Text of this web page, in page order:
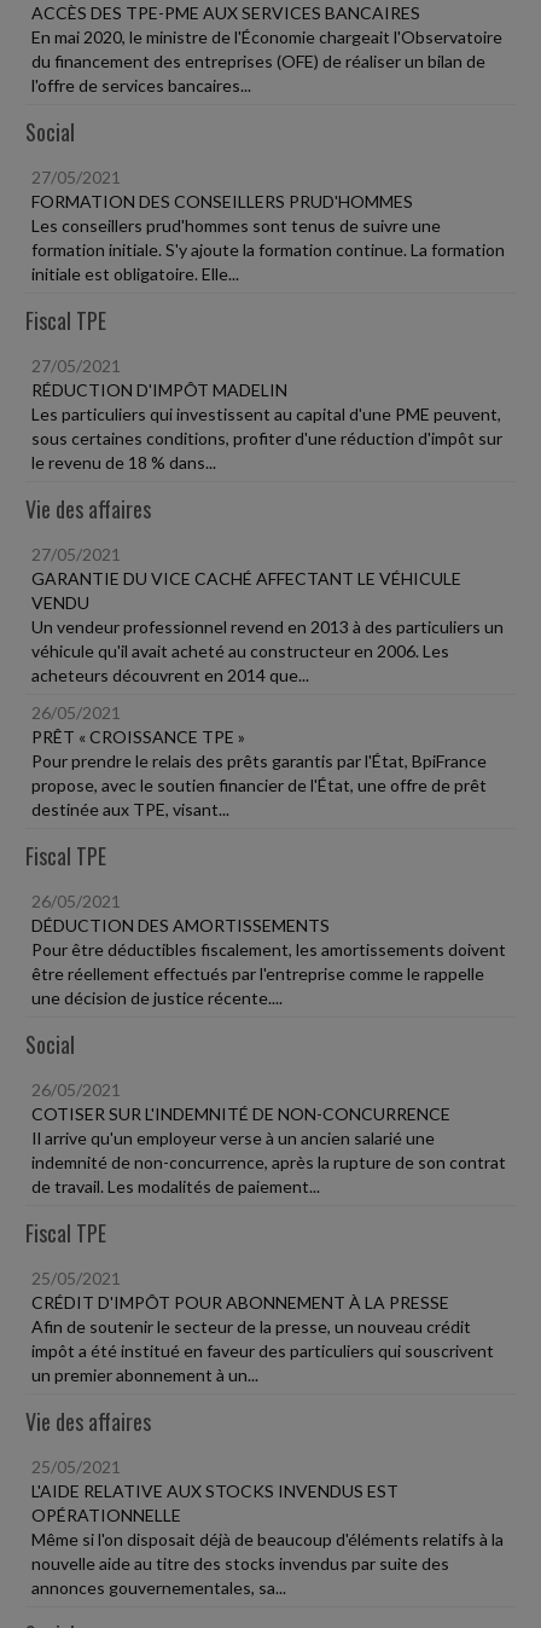
ACCÈS DES TPE-PME AUX SERVICES BANCAIRES
En mai 2020, le ministre de l'Économie chargeait l'Observatoire
du financement des entreprises (OFE) de réaliser un bilan de
l'offre de services bancaires...
Social
27/05/2021
FORMATION DES CONSEILLERS PRUD'HOMMES
Les conseillers prud'hommes sont tenus de suivre une
formation initiale. S'y ajoute la formation continue. La formation
initiale est obligatoire. Elle...
Fiscal TPE
27/05/2021
RÉDUCTION D'IMPÔT MADELIN
Les particuliers qui investissent au capital d'une PME peuvent,
sous certaines conditions, profiter d'une réduction d'impôt sur
le revenu de 18 % dans...
Vie des affaires
27/05/2021
GARANTIE DU VICE CACHÉ AFFECTANT LE VÉHICULE
VENDU
Un vendeur professionnel revend en 2013 à des particuliers un
véhicule qu'il avait acheté au constructeur en 2006. Les
acheteurs découvrent en 2014 que...
26/05/2021
PRÊT « CROISSANCE TPE »
Pour prendre le relais des prêts garantis par l'État, BpiFrance
propose, avec le soutien financier de l'État, une offre de prêt
destinée aux TPE, visant...
Fiscal TPE
26/05/2021
DÉDUCTION DES AMORTISSEMENTS
Pour être déductibles fiscalement, les amortissements doivent
être réellement effectués par l'entreprise comme le rappelle
une décision de justice récente....
Social
26/05/2021
COTISER SUR L'INDEMNITÉ DE NON-CONCURRENCE
Il arrive qu'un employeur verse à un ancien salarié une
indemnité de non-concurrence, après la rupture de son contrat
de travail. Les modalités de paiement...
Fiscal TPE
25/05/2021
CRÉDIT D'IMPÔT POUR ABONNEMENT À LA PRESSE
Afin de soutenir le secteur de la presse, un nouveau crédit
impôt a été institué en faveur des particuliers qui souscrivent
un premier abonnement à un...
Vie des affaires
25/05/2021
L'AIDE RELATIVE AUX STOCKS INVENDUS EST
OPÉRATIONNELLE
Même si l'on disposait déjà de beaucoup d'éléments relatifs à la
nouvelle aide au titre des stocks invendus par suite des
annonces gouvernementales, sa...